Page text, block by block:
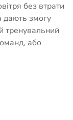
без втрати
дають змогу
тренувальний
або